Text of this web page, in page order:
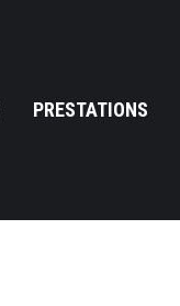
PRESTATIONS